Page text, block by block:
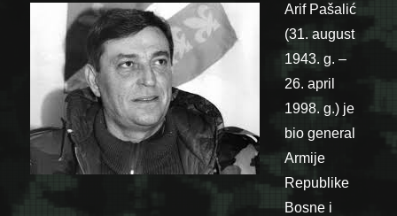
Arif Pašalić
(31. august
1943. g. –
26. april
1998. g.) je
bio general
Armije
Republike
Bosne i